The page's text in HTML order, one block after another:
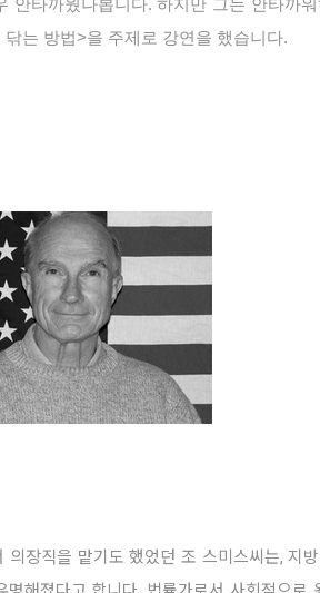
타까웠나봅니다. 하지만 그는 안타까
는 방법>을 주제로 강연을 했습니다.
장직을 맡기도 했었던 조 스미스씨는, 지